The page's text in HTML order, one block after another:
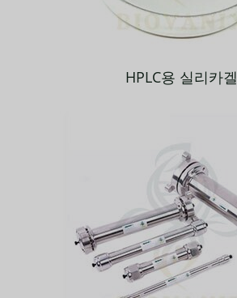
HPLC용 실리카겔